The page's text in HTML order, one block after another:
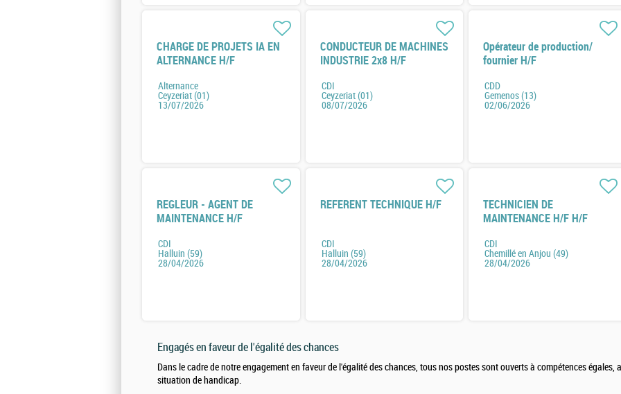
CHARGE DE PROJETS IA EN
ALTERNANCE H/F
Alternance
Ceyzeriat (01)
13/07/2026
CONDUCTEUR DE MACHINES
INDUSTRIE 2x8 H/F
CDI
Ceyzeriat (01)
08/07/2026
Opérateur de production/
fournier H/F
CDD
Gemenos (13)
02/06/2026
REGLEUR - AGENT DE
MAINTENANCE H/F
CDI
Halluin (59)
28/04/2026
REFERENT TECHNIQUE H/F
CDI
Halluin (59)
28/04/2026
TECHNICIEN DE
MAINTENANCE H/F H/F
CDI
Chemillé en Anjou (49)
28/04/2026
Engagés en faveur de l'égalité des chances
Dans le cadre de notre engagement en faveur de l'égalité des chances, tous nos postes sont ouverts à compétences égales,
situation de handicap.